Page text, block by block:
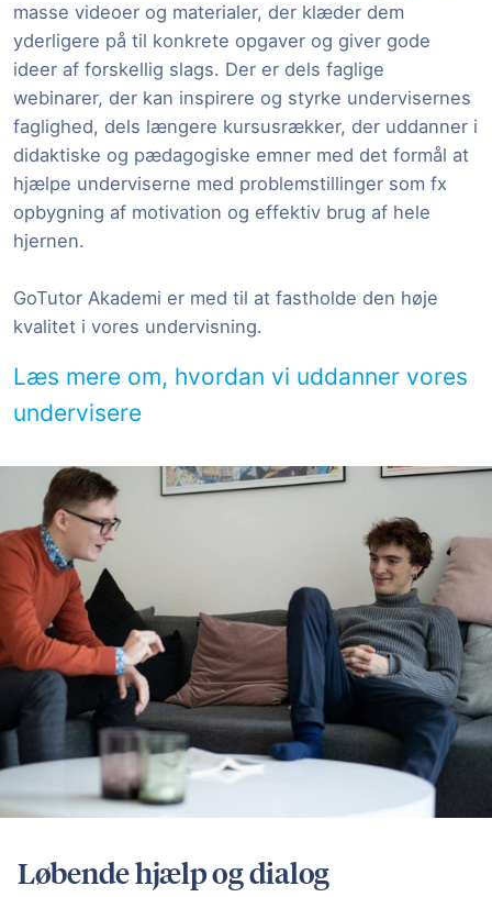
masse videoer og materialer, der klæder dem
yderligere på til konkrete opgaver og giver gode
ideer af forskellig slags. Der er dels faglige
webinarer, der kan inspirere og styrke undervisernes
faglighed, dels længere kursusrækker, der uddanner i
didaktiske og pædagogiske emner med det formål at
hjælpe underviserne med problemstillinger som fx
opbygning af motivation og effektiv brug af hele
hjernen.
GoTutor Akademi er med til at fastholde den høje
kvalitet i vores undervisning.
Læs mere om, hvordan vi uddanner vores
undervisere
Løbende hjælp og dialog